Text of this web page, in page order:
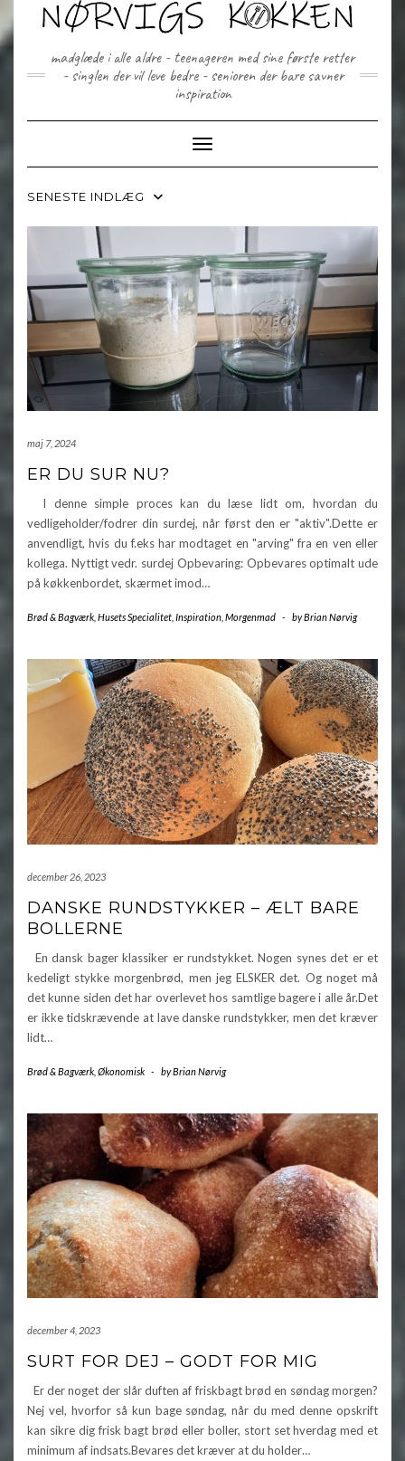
content
madglæde i alle aldre - teenageren med sine første retter
- singlen der vil leve bedre - senioren der bare savner
inspiration
Toggle Navigation
SENESTE INDLÆG
maj 7, 2024
ER DU SUR NU?
I denne simple proces kan du læse lidt om, hvordan du
vedligeholder/fodrer din surdej, når først den er "aktiv".Dette er
anvendligt, hvis du f.eks har modtaget en "arving" fra en ven eller
kollega. Nyttigt vedr. surdej Opbevaring: Opbevares optimalt ude
på køkkenbordet, skærmet imod…
Brød & Bagværk Husets Specialitet Inspiration Morgenmad - byBrian Nørvig
december 26, 2023
DANSKE RUNDSTYKKER – ÆLT BARE
BOLLERNE
En dansk bager klassiker er rundstykket. Nogen synes det er et
kedeligt stykke morgenbrød, men jeg ELSKER det. Og noget må
det kunne siden det har overlevet hos samtlige bagere i alle år.Det
er ikke tidskrævende at lave danske rundstykker, men det kræver
lidt…
Brød & Bagværk Økonomisk - byBrian Nørvig
december 4, 2023
SURT FOR DEJ – GODT FOR MIG
Er der noget der slår duften af friskbagt brød en søndag morgen?
Nej vel, hvorfor så kun bage søndag, når du med denne opskrift
kan sikre dig frisk bagt brød eller boller, stort set hverdag med et
minimum af indsats.Bevares det kræver at du holder…